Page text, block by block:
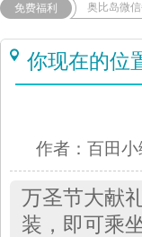
免费福利 奥比岛微
你现在的位
作者：百田
万圣节大献
装，即可乘